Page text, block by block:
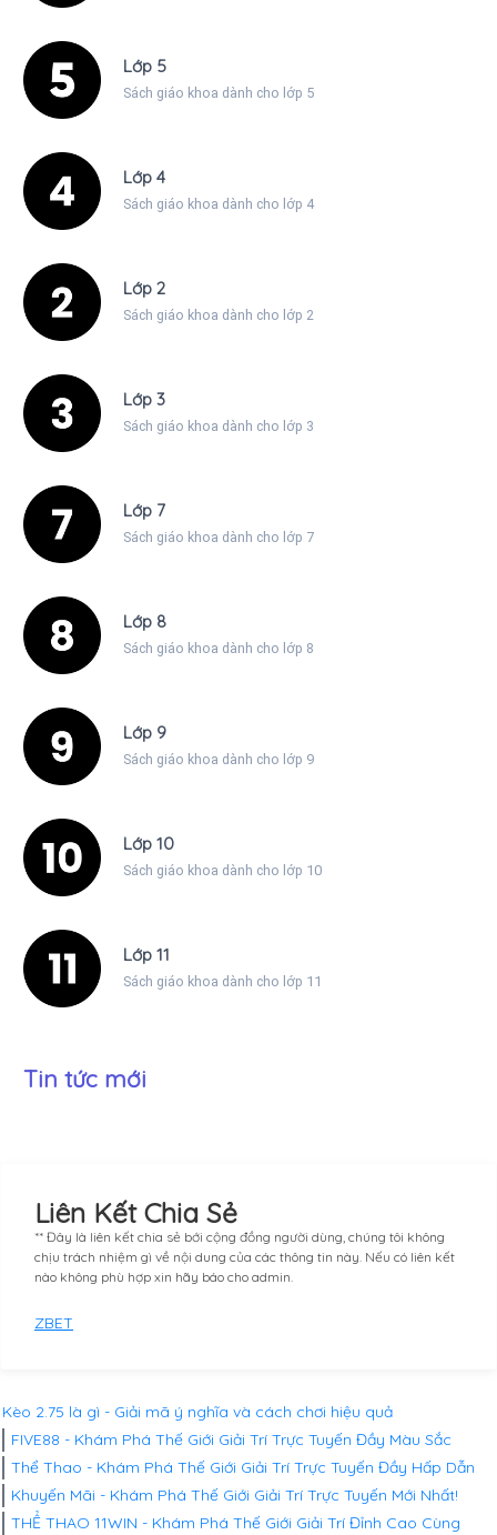
Lớp 5
Sách giáo khoa dành cho lớp 5
Lớp 4
Sách giáo khoa dành cho lớp 4
Lớp 2
Sách giáo khoa dành cho lớp 2
Lớp 3
Sách giáo khoa dành cho lớp 3
Lớp 7
Sách giáo khoa dành cho lớp 7
Lớp 8
Sách giáo khoa dành cho lớp 8
Lớp 9
Sách giáo khoa dành cho lớp 9
Lớp 10
Sách giáo khoa dành cho lớp 10
Lớp 11
Sách giáo khoa dành cho lớp 11
Tin tức mới
Liên Kết Chia Sẻ
** Đây là liên kết chia sẻ bới cộng đồng người dùng, chúng tôi không
chịu trách nhiệm gì về nội dung của các thông tin này. Nếu có liên kết
nào không phù hợp xin hãy báo cho admin.
ZBET
Kèo 2.75 là gì - Giải mã ý nghĩa và cách chơi hiệu quả
FIVE88 - Khám Phá Thế Giới Giải Trí Trực Tuyến Đầy Màu Sắc
Thể Thao - Khám Phá Thế Giới Giải Trí Trực Tuyến Đầy Hấp Dẫn
Khuyến Mãi - Khám Phá Thế Giới Giải Trí Trực Tuyến Mới Nhất!
THỂ THAO 11WIN - Khám Phá Thế Giới Giải Trí Đỉnh Cao Cùng